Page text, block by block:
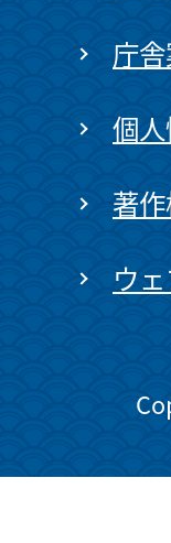
庁
個
著
ウ